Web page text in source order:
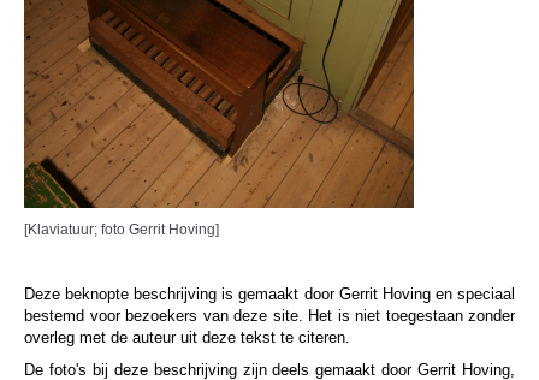
[Klaviatuur; foto Gerrit Hoving]
Deze beknopte beschrijving is gemaakt door Gerrit Hoving en speciaal
bestemd voor bezoekers van deze site. Het is niet toegestaan zonder
overleg met de auteur uit deze tekst te citeren.
De foto's bij deze beschrijving zijn deels gemaakt door Gerrit Hoving,